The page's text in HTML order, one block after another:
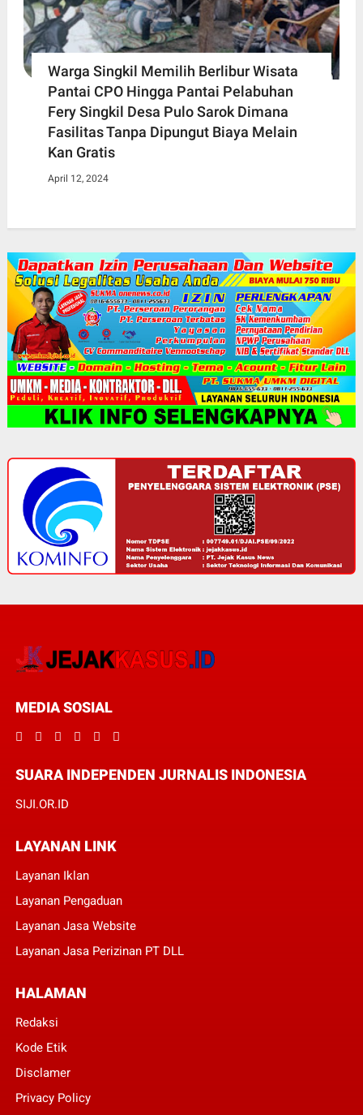
Warga Singkil Memilih Berlibur Wisata
Pantai CPO Hingga Pantai Pelabuhan
Fery Singkil Desa Pulo Sarok Dimana
Fasilitas Tanpa Dipungut Biaya Melain
Kan Gratis
April 12, 2024
MEDIA SOSIAL
SUARA INDEPENDEN JURNALIS INDONESIA
SIJI.OR.ID
LAYANAN LINK
Layanan Iklan
Layanan Pengaduan
Layanan Jasa Website
Layanan Jasa Perizinan PT DLL
HALAMAN
Redaksi
Kode Etik
Disclamer
Privacy Policy